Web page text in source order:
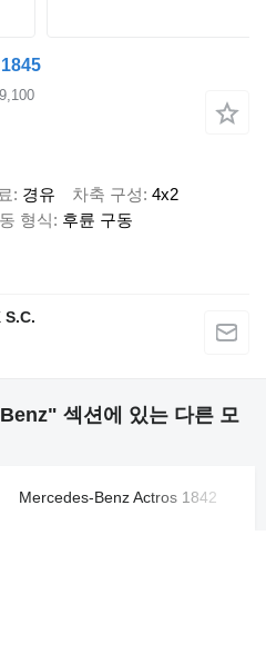
경유 차축 구성 4x2
형식 후륜 구동
S.C.
섹션에 있는 다른 모
Mercedes-Benz Actros 1842